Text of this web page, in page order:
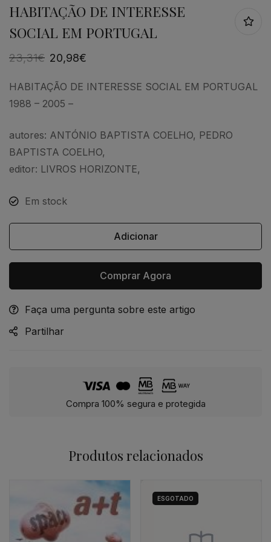
HABITAÇÃO DE INTERESSE
SOCIAL EM PORTUGAL
23,31€ 20,98€
HABITAÇÃO DE INTERESSE SOCIAL EM PORTUGAL
1988 – 2005 –
autores: ANTÓNIO BAPTISTA COELHO, PEDRO
BAPTISTA COELHO,
editor: LIVROS HORIZONTE,
Em stock
Adicionar
Comprar Agora
Alternative:
Faça uma pergunta sobre este artigo
Partilhar
Compra 100% segura e protegida
Produtos relacionados
ESGOTADO